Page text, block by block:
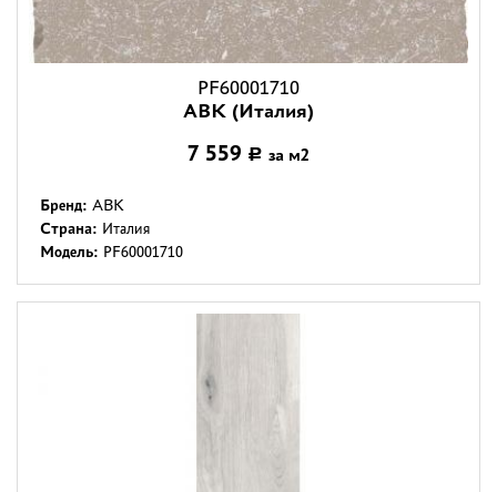
PF60001710
ABK (Италия)
7 559 Р за м2
Бренд: ABK
Страна: Италия
Модель: PF60001710